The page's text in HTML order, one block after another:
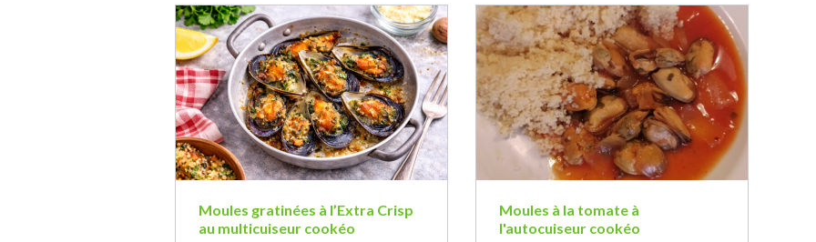
Moules gratinées à l’Extra Crisp
au multicuiseur cookéo
Moules à la tomate à
l'autocuiseur cookéo